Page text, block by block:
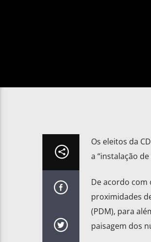
Os eleitos da
a “instalação
De acordo com
proximidades
(PDM), para
paisagem dos